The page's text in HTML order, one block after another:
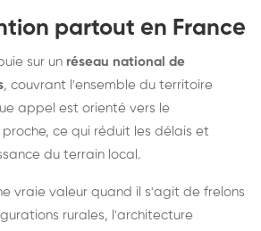
partout en France
sur un réseau national de
, couvrant l'ensemble du territoire
appel est orienté vers le
proche, ce qui réduit les délais et
du terrain local.
vraie valeur quand il s'agit de frelons
rurales, l'architecture